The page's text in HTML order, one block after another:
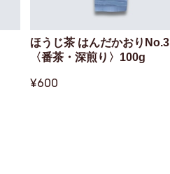
ほうじ茶 はんだかおりNo.3
〈番茶・深煎り〉100g
¥600